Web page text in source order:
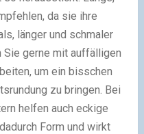
da sie ihre
länger und schmaler
Sie gerne mit auffälligen
um ein bisschen
zu bringen. Bei
helfen auch eckige
Form und wirkt